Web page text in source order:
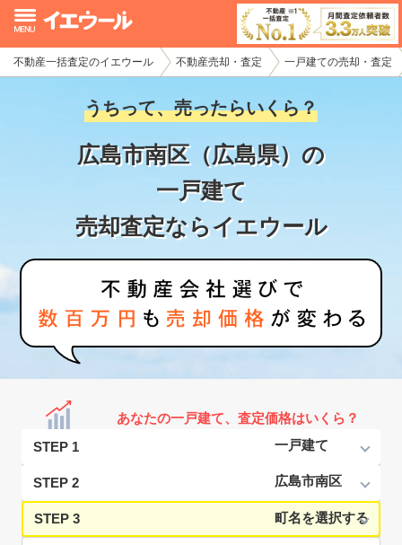
不動産一括査定のイエウール 不動産売却・査定 一戸建ての売却・査定
うちって、売ったらいくら？
広島市南区（広島県）の
一戸建て
売却査定ならイエウール
あなたの一戸建て、査定価格はいくら？
STEP 1
STEP 2
STEP 3
イエウール加盟希望の不動産会社様
初めての方へ
不動産売却の流れ